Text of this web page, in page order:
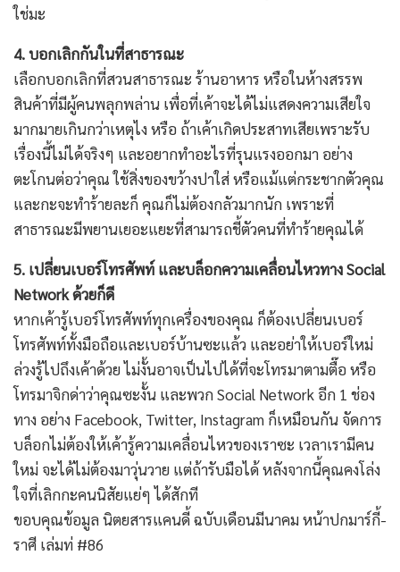
ใช่มะ
4. บอกเลิกกันในที่สาธารณะ
เลือกบอกเลิกที่สวนสาธารณะ ร้านอาหาร หรือในห้างสรรพ
สินค้าที่มีผู้คนพลุกพล่าน เพื่อที่เค้าจะได้ไม่แสดงความเสียใจ
มากมายเกินกว่าเหตุไง หรือ ถ้าเค้าเกิดประสาทเสียเพราะรับ
เรื่องนี้ไม่ได้จริงๆ และอยากทำอะไรที่รุนแรงออกมา อย่าง
ตะโกนต่อว่าคุณ ใช้สิ่งของขว้างปาใส่ หรือแม้แต่กระชากตัวคุณ
และกะจะทำร้ายละก็ คุณก็ไม่ต้องกลัวมากนัก เพราะที่
สาธารณะมีพยานเยอะแยะที่สามารถชี้ตัวคนที่ทำร้ายคุณได้
5. เปลี่ยนเบอร์โทรศัพท์ และบล็อกความเคลื่อนไหวทาง Social
Network ด้วยก็ดี
หากเค้ารู้เบอร์โทรศัพท์ทุกเครื่องของคุณ ก็ต้องเปลี่ยนเบอร์
โทรศัพท์ทั้งมือถือและเบอร์บ้านซะแล้ว และอย่าให้เบอร์ใหม่
ล่วงรู้ไปถึงเค้าด้วย ไม่งั้นอาจเป็นไปได้ที่จะโทรมาตามตื๊อ หรือ
โทรมาจิกด่าว่าคุณซะงั้น และพวก Social Network อีก 1 ช่อง
ทาง อย่าง Facebook, Twitter, Instagram ก็เหมือนกัน จัดการ
บล็อกไม่ต้องให้เค้ารู้ความเคลื่อนไหวของเราซะ เวลาเรามีคน
ใหม่ จะได้ไม่ต้องมาวุ่นวาย แต่ถ้ารับมือได้ หลังจากนี้คุณคงโล่ง
ใจที่เลิกกะคนนิสัยแย่ๆ ได้สักที
ขอบคุณข้อมูล นิตยสารแคนดี้ ฉบับเดือนมีนาคม หน้าปกมาร์กี้-
ราศี เล่มท่ #86